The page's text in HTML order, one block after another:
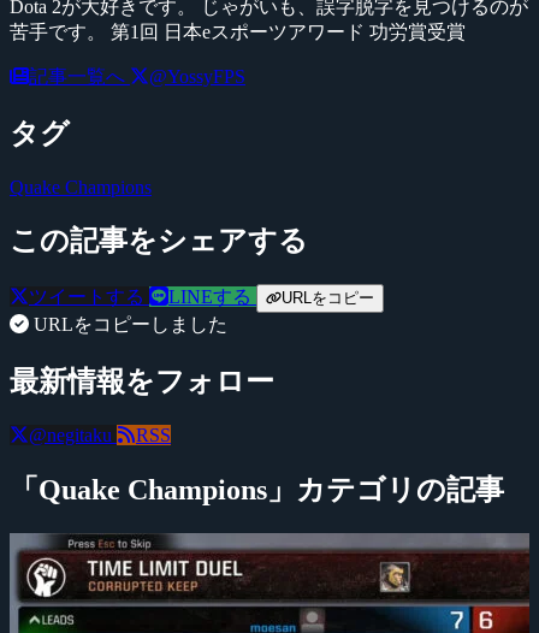
Dota 2が大好きです。 じゃがいも、誤字脱字を見つけるのが
苦手です。 第1回 日本eスポーツアワード 功労賞受賞
記事一覧へ @YossyFPS
タグ
Quake Champions
この記事をシェアする
ツイートする LINEする URLをコピー
URLをコピーしました
最新情報をフォロー
@negitaku RSS
「Quake Champions」カテゴリの記事